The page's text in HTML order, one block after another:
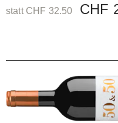
statt CHF 32.50
CHF